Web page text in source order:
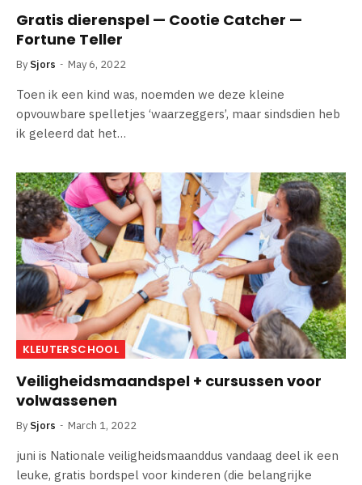
Gratis dierenspel — Cootie Catcher —
Fortune Teller
By Sjors May 6, 2022
Toen ik een kind was, noemden we deze kleine
opvouwbare spelletjes ‘waarzeggers’, maar sindsdien heb
ik geleerd dat het…
KLEUTERSCHOOL
Veiligheidsmaandspel + cursussen voor
volwassenen
By Sjors March 1, 2022
juni is Nationale veiligheidsmaanddus vandaag deel ik een
leuke, gratis bordspel voor kinderen (die belangrijke